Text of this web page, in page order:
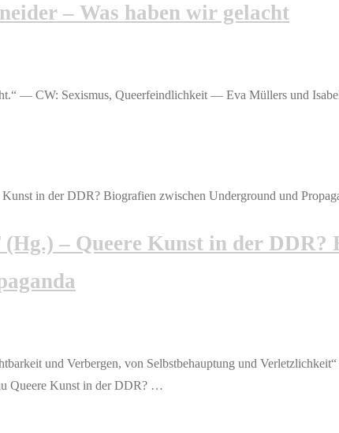
– Was haben wir gelacht
— CW: Sexismus, Queerfeindlichkeit — Eva Müllers und
– Queere Kunst in der DDR?
und Verbergen, von Selbstbehauptung und
Queere Kunst in der DDR? …